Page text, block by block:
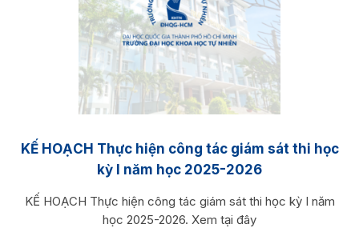
KẾ HOẠCH Thực hiện công tác giám sát thi học
kỳ I năm học 2025-2026
KẾ HOẠCH Thực hiện công tác giám sát thi học kỳ I năm
học 2025-2026. Xem tại đây